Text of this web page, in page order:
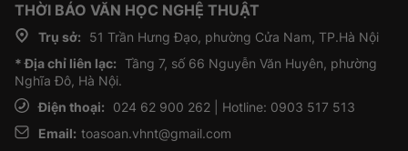
THỜI BÁO VĂN HỌC NGHỆ THUẬT
Trụ sở:
51 Trần Hưng Đạo, phường Cửa Nam, TP.Hà Nội
* Địa chỉ liên lạc: Tầng 7, số 66 Nguyễn Văn Huyên, phường
Nghĩa Đô, Hà Nội.
Điện thoại:
024 62 900 262 | Hotline: 0903 517 513
Email: toasoan.vhnt@gmail.com